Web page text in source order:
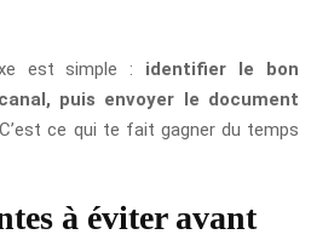
est simple : identifier le bon
puis envoyer le document
. C’est ce qui te fait gagner du temps
à éviter avant